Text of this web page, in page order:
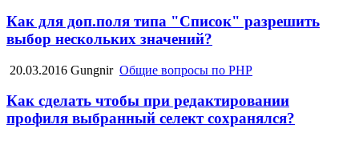
Как для доп.поля типа "Список" разрешить
выбор нескольких значений?
20.03.2016 Gungnir Общие вопросы по PHP
Как сделать чтобы при редактировании
профиля выбранный селект сохранялся?